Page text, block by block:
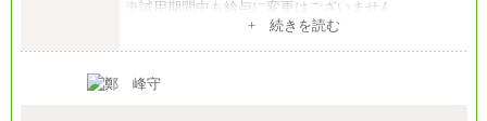
※試用期間中も給与に変更はございません
月給370,000円～
ます。
+ 続きを読む